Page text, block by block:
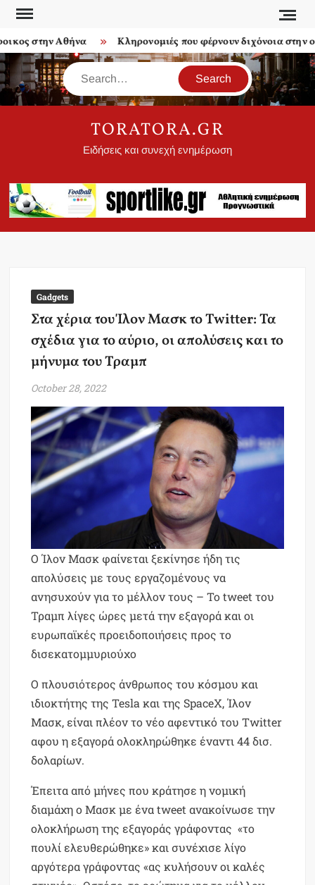
Skip
contentστην Αθήνα Κληρονομιές που φέρνουν διχόνοια στην
Search
TORATORA.GR
Ειδήσεις και συνεχή ενημέρωση
Gadgets
Στα χέρια του Ίλον Μασκ το Twitter: Τα
σχέδια για το αύριο, οι απολύσεις και το
μήνυμα του Τραμπ
October 28, 2022
Ο Ίλον Μασκ φαίνεται ξεκίνησε ήδη τις
απολύσεις με τους εργαζομένους να
ανησυχούν για το μέλλον τους – Το tweet του
Τραμπ λίγες ώρες μετά την εξαγορά και οι
ευρωπαϊκές προειδοποιήσεις προς το
δισεκατομμυριούχο
Ο πλουσιότερος άνθρωπος του κόσμου και
ιδιοκτήτης της Tesla και της SpaceX, Ίλον
Μασκ, είναι πλέον το νέο αφεντικό του Twitter
αφου η εξαγορά ολοκληρώθηκε έναντι 44 δισ.
δολαρίων.
Έπειτα από μήνες που κράτησε η νομική
διαμάχη ο Μασκ με ένα tweet ανακοίνωσε την
ολοκλήρωση της εξαγοράς γράφοντας «το
πουλί ελευθερώθηκε» και συνέχισε λίγο
αργότερα γράφοντας «ας κυλήσουν οι καλές